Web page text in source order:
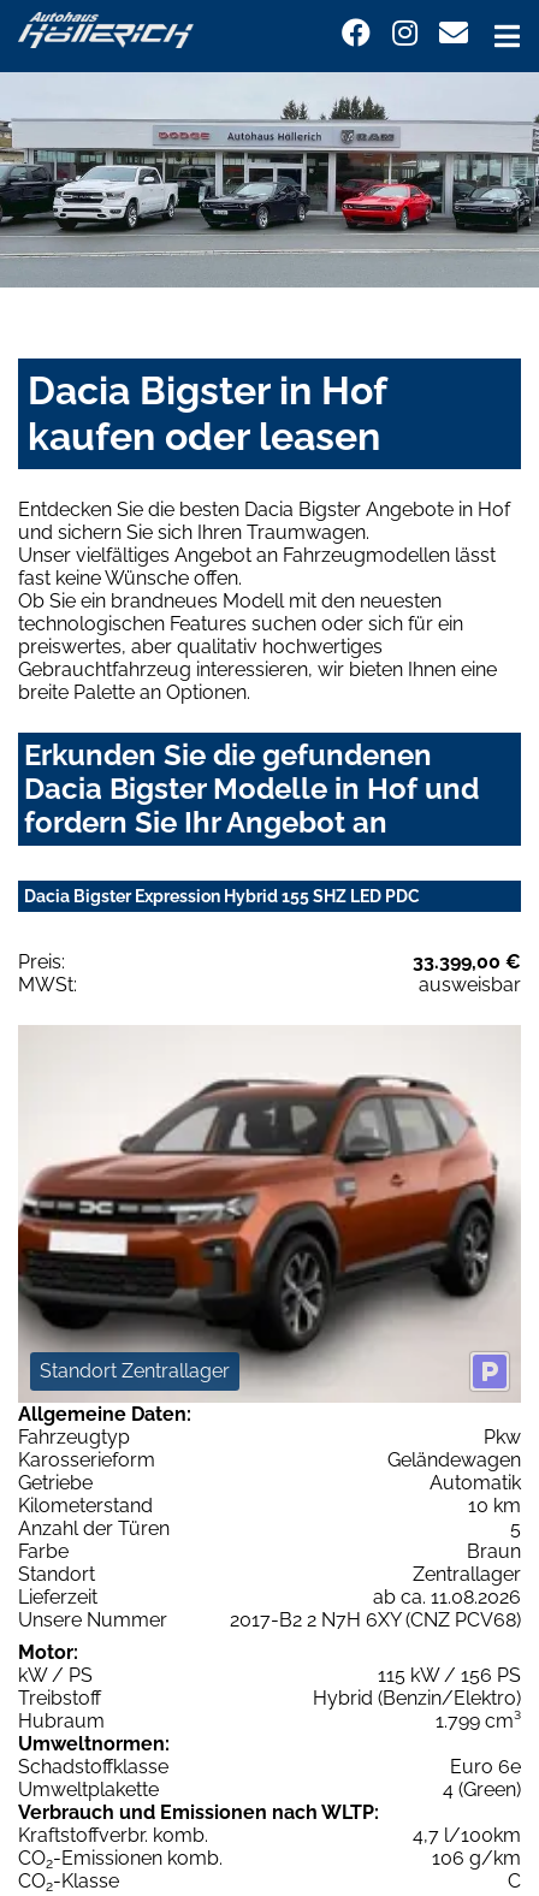
Dacia Bigster in Hof
kaufen oder leasen
Entdecken Sie die besten Dacia Bigster Angebote in Hof
und sichern Sie sich Ihren Traumwagen.
Unser vielfältiges Angebot an Fahrzeugmodellen lässt
fast keine Wünsche offen.
Ob Sie ein brandneues Modell mit den neuesten
technologischen Features suchen oder sich für ein
preiswertes, aber qualitativ hochwertiges
Gebrauchtfahrzeug interessieren, wir bieten Ihnen eine
breite Palette an Optionen.
Erkunden Sie die gefundenen
Dacia Bigster Modelle in Hof und
fordern Sie Ihr Angebot an
Dacia Bigster Expression Hybrid 155 SHZ LED PDC
Preis:
33.399,00 €
MWSt:
ausweisbar
Standort Zentrallager
Allgemeine Daten:
Fahrzeugtyp
Pkw
Karosserieform
Geländewagen
Getriebe
Automatik
Kilometerstand
10 km
Anzahl der Türen
5
Farbe
Braun
Standort
Zentrallager
Lieferzeit
ab ca. 11.08.2026
Unsere Nummer
2017-B2 2 N7H 6XY (CNZ PCV68)
Motor:
kW / PS
115 kW / 156 PS
Treibstoff
Hybrid (Benzin/Elektro)
Hubraum
1.799 cm³
Umweltnormen:
Schadstoffklasse
Euro 6e
Umweltplakette
4 (Green)
Verbrauch und Emissionen nach WLTP:
Kraftstoffverbr. komb.
4,7 l/100km
CO2-Emissionen komb.
106 g/km
CO2-Klasse
C